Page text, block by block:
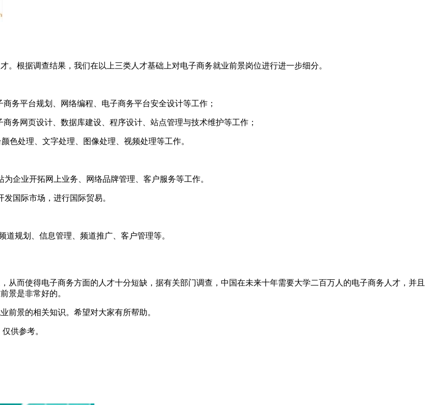
根据调查结果，我们在以上三类人才基础上对电子商务就业前景岗位进行进一步细分。
务平台规划、网络编程、电子商务平台安全设计等工作；
务网页设计、数据库建设、程序设计、站点管理与技术维护等工作；
色处理、文字处理、图像处理、视频处理等工作。
企业开拓网上业务、网络品牌管理、客户服务等工作。
国际市场，进行国际贸易。
规划、信息管理、频道推广、客户管理等。
从而使得电子商务方面的人才十分短缺，据有关部门调查，中国在未来十年需要大学二百万人的电子商务人才，并且
景是非常好的。
前景的相关知识。希望对大家有所帮助。
供参考。